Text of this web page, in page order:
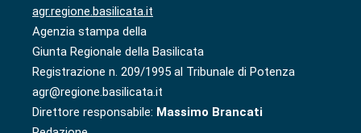
agr.regione.basilicata.it
Agenzia stampa della
Giunta Regionale della Basilicata
Registrazione n. 209/1995 al Tribunale di Potenza
agr@regione.basilicata.it
Direttore responsabile: Massimo Brancati